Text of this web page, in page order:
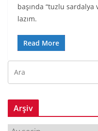
başında “tuzlu sardalya
lazım.
Read More
Arşiv